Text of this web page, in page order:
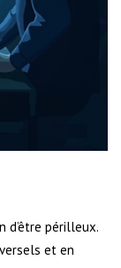
d’être périlleux.
et en